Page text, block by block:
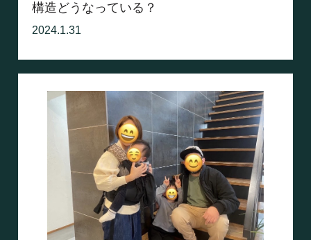
構造どうなっている？
2024.1.31